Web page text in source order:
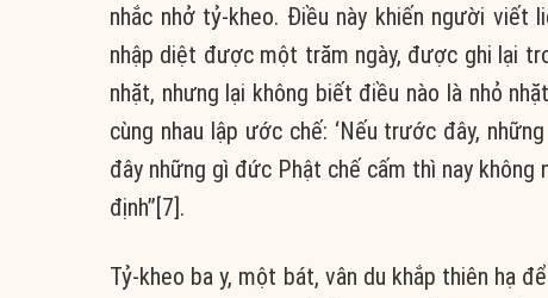
nhắc nhở tỷ-kheo. Điều này khiến người
nhập diệt được một trăm ngày, được ghi lại
nhặt, nhưng lại không biết điều nào là nhỏ
cùng nhau lập ước chế: ‘Nếu trước đây,
đây những gì đức Phật chế cấm thì nay
định”[7].
Tỷ-kheo ba y, một bát, vân du khắp thiên hạ